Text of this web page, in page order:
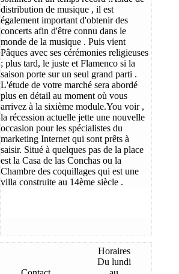
distribution de musique , il est
également important d'obtenir des
concerts afin d'être connu dans le
monde de la musique . Puis vient
Pâques avec ses cérémonies religieuses
; plus tard, le juste et Flamenco si la
saison porte sur un seul grand parti .
L'étude de votre marché sera abordé
plus en détail au moment où vous
arrivez à la sixième module.You voir ,
la récession actuelle jette une nouvelle
occasion pour les spécialistes du
marketing Internet qui sont prêts à
saisir. Situé à quelques pas de la place
est la Casa de las Conchas ou la
Chambre des coquillages qui est une
villa construite au 14ème siècle .
Horaires
Du lundi